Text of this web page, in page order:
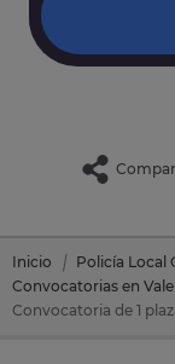
Inicio
Policía Local
Convocatorias en